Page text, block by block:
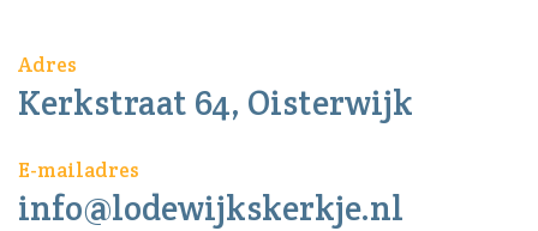
Adres
Kerkstraat 64, Oisterwijk
E-mailadres
info@lodewijkskerkje.nl